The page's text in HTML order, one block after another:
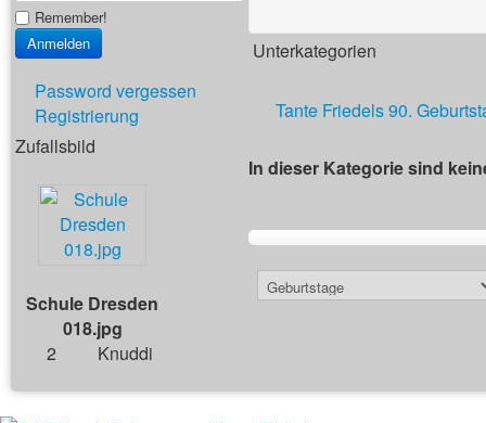
Remember!
Password vergessen
Registrierung
Zufallsbild
Schule Dresden
018.jpg
2
Knuddi
Unterkategorien
Tante Friedels 90.
In dieser Kategorie sind